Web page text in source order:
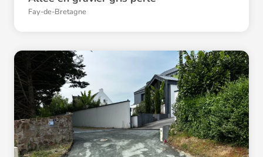
Fay-de-Bretagne